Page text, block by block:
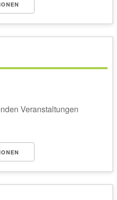
Veranstaltungen